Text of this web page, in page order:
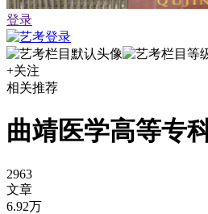
登录
+关注
相关推荐
曲靖医学高等专
2963
文章
6.92万